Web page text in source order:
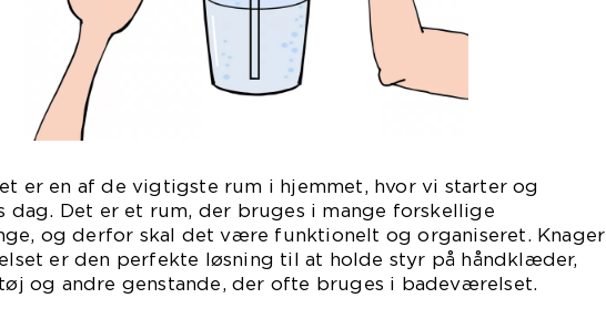
er en af de vigtigste rum i hjemmet, hvor vi starter og
dag. Det er et rum, der bruges i mange forskellige
og derfor skal det være funktionelt og organiseret. Knager
er den perfekte løsning til at holde styr på håndklæder,
og andre genstande, der ofte bruges i badeværelset.